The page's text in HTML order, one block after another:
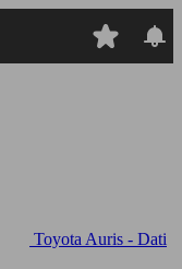
Toyota Auris - Dati